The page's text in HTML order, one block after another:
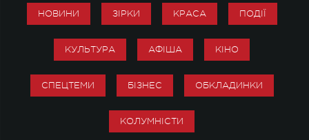
НОВИНИ ЗІРКИ КРАСА ПОДІЇ
КУЛЬТУРА АФІША КІНО
СПЕЦТЕМИ БІЗНЕС ОБКЛАДИНКИ
КОЛУМНІСТИ